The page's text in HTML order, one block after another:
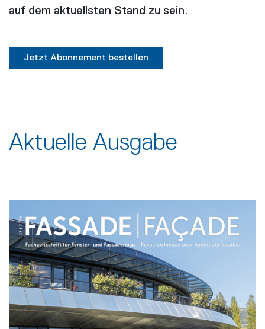
auf dem aktuellsten Stand zu sein.
Jetzt Abonnement bestellen
Aktuelle Ausgabe